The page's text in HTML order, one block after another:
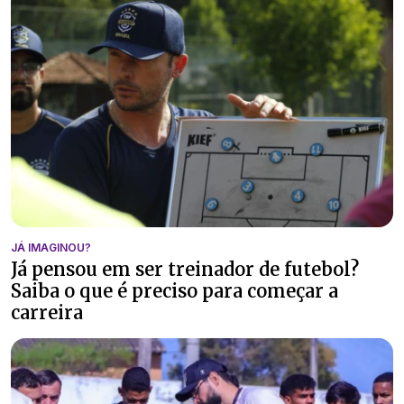
JÁ IMAGINOU?
Já pensou em ser treinador de futebol?
Saiba o que é preciso para começar a
carreira